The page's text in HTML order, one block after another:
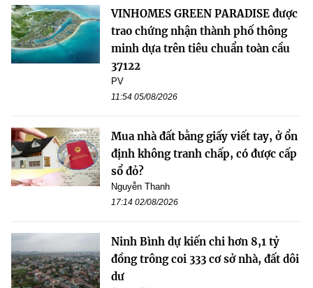
VINHOMES GREEN PARADISE được
trao chứng nhận thành phố thông
minh dựa trên tiêu chuẩn toàn cầu
37122
PV
11:54 05/08/2026
Mua nhà đất bằng giấy viết tay, ở ổn
định không tranh chấp, có được cấp
sổ đỏ?
Nguyễn Thanh
17:14 02/08/2026
Ninh Bình dự kiến chi hơn 8,1 tỷ
đồng trông coi 333 cơ sở nhà, đất dôi
dư